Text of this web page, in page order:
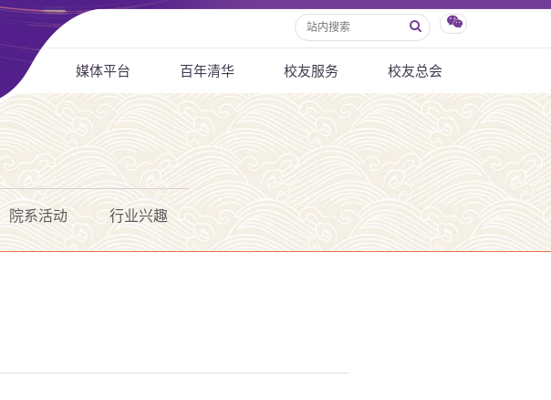
媒体平台 百年清华 校友服务 校友总会
院系活动 行业兴趣